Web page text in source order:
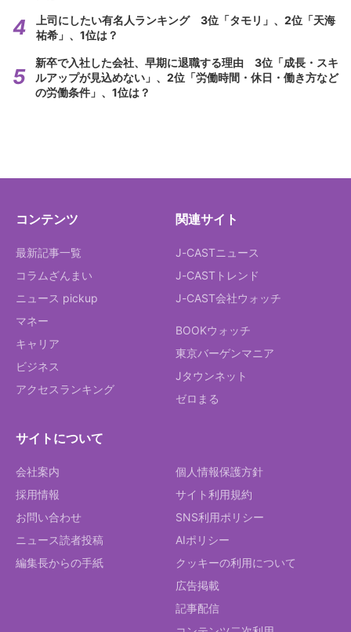
上司にしたい有名人ランキング 3位「タモリ」、2位「天海
祐希」、1位は？
新卒で入社した会社、早期に退職する理由 3位「成長・スキ
ルアップが見込めない」、2位「労働時間・休日・働き方など
の労働条件」、1位は？
コンテンツ
最新記事一覧
コラムざんまい
ニュース pickup
マネー
キャリア
ビジネス
アクセスランキング
関連サイト
J-CASTニュース
J-CASTトレンド
J-CAST会社ウォッチ
BOOKウォッチ
東京バーゲンマニア
Jタウンネット
ゼロまる
サイトについて
会社案内
採用情報
お問い合わせ
ニュース読者投稿
編集長からの手紙
個人情報保護方針
サイト利用規約
SNS利用ポリシー
AIポリシー
クッキーの利用について
広告掲載
記事配信